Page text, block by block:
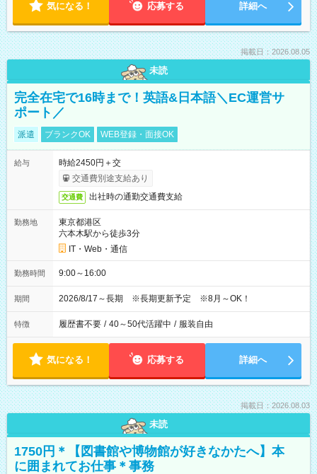
気になる！ 応募する 詳細へ
掲載日：2026.08.05
未読
完全在宅で16時まで！英語&日本語＼EC運営サ
ポート／
派遣 ブランクOK WEB登録・面接OK
給与
時給2450円＋交
交通費別途支給あり
交通費 出社時の通勤交通費支給
勤務地
東京都港区
六本木駅から徒歩3分
IT・Web・通信
勤務時間 9:00～16:00
期間 2026/8/17～長期 ※長期更新予定 ※8月～OK！
特徴 履歴書不要 / 40～50代活躍中 / 服装自由
気になる！ 応募する 詳細へ
掲載日：2026.08.03
未読
1750円＊【図書館や博物館が好きなかたへ】本
に囲まれてお仕事＊事務